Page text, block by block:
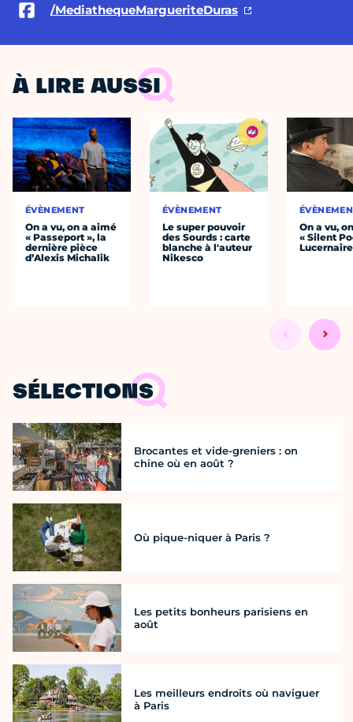
/MediathequeMargueriteDuras
À LIRE AUSSI
ÉVÈNEMENT
On a vu, on a aimé
« Passeport », la
dernière pièce
d’Alexis Michalik
ÉVÈNEMENT
Le super pouvoir
des Sourds : carte
blanche à l'auteur
Nikesco
On a vu,
« Silent
Lucernaire
SÉLECTIONS
Brocantes et vide-greniers : on
chine où en août ?
Où pique-niquer à Paris ?
Les petits bonheurs parisiens en
août
Les meilleurs endroits où naviguer
à Paris